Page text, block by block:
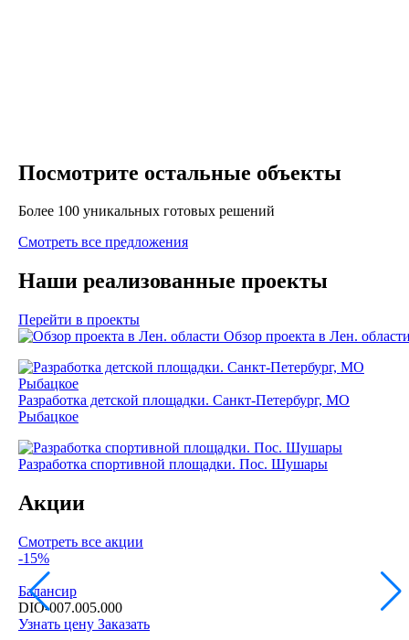
Посмотрите остальные объекты
Более 100 уникальных готовых решений
Смотреть все предложения
Наши реализованные проекты
Перейти в проекты
Обзор проекта в Лен.
Разработка детской площадки. Санкт-Петербург, МО
Рыбацкое
Разработка спортивной площадки. Пос. Шушары
Акции
Смотреть все акции
-15%
Балансир
DIO-007.005.000
Узнать цену Заказать